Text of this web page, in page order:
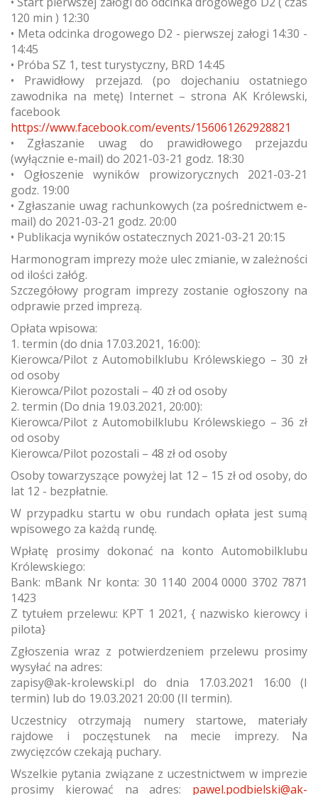
120 min ) 12:30
• Meta odcinka drogowego D2 - pierwszej załogi 14:30 -
14:45
• Próba SZ 1, test turystyczny, BRD 14:45
• Prawidłowy przejazd. (po dojechaniu ostatniego
zawodnika na metę) Internet – strona AK Królewski,
facebook
https://www.facebook.com/events/156061262928821
• Zgłaszanie uwag do prawidłowego przejazdu
(wyłącznie e-mail) do 2021-03-21 godz. 18:30
• Ogłoszenie wyników prowizorycznych 2021-03-21
godz. 19:00
• Zgłaszanie uwag rachunkowych (za pośrednictwem e-
mail) do 2021-03-21 godz. 20:00
• Publikacja wyników ostatecznych 2021-03-21 20:15
Harmonogram imprezy może ulec zmianie, w zależności
od ilości załóg.
Szczegółowy program imprezy zostanie ogłoszony na
odprawie przed imprezą.
Opłata wpisowa:
1. termin (do dnia 17.03.2021, 16:00):
Kierowca/Pilot z Automobilklubu Królewskiego – 30 zł
od osoby
Kierowca/Pilot pozostali – 40 zł od osoby
2. termin (Do dnia 19.03.2021, 20:00):
Kierowca/Pilot z Automobilklubu Królewskiego – 36 zł
od osoby
Kierowca/Pilot pozostali – 48 zł od osoby
Osoby towarzyszące powyżej lat 12 – 15 zł od osoby, do
lat 12 - bezpłatnie.
W przypadku startu w obu rundach opłata jest sumą
wpisowego za każdą rundę.
Wpłatę prosimy dokonać na konto Automobilklubu
Królewskiego:
Bank: mBank Nr konta: 30 1140 2004 0000 3702 7871
1423
Z tytułem przelewu: KPT 1 2021, { nazwisko kierowcy i
pilota}
Zgłoszenia wraz z potwierdzeniem przelewu prosimy
wysyłać na adres:
zapisy@ak-krolewski.pl do dnia 17.03.2021 16:00 (I
termin) lub do 19.03.2021 20:00 (II termin).
Uczestnicy otrzymają numery startowe, materiały
rajdowe i poczęstunek na mecie imprezy. Na
zwycięzców czekają puchary.
Wszelkie pytania związane z uczestnictwem w imprezie
prosimy kierować na adres: pawel.podbielski@ak-